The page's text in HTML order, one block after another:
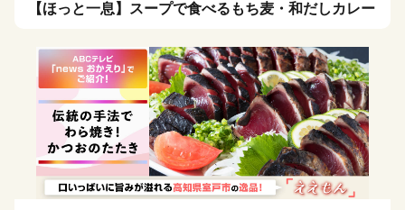
【ほっと一息】スープで食べるもち麦・和だしカレー